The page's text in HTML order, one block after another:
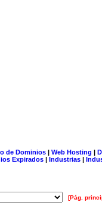
de Dominios| Web Hosting |
Expirados | Industrias |
[Pág.